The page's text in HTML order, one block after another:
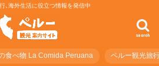
､海外生活に役立つ情報を発信中
search
食べ物 La Comida Peruana ペルー観光旅